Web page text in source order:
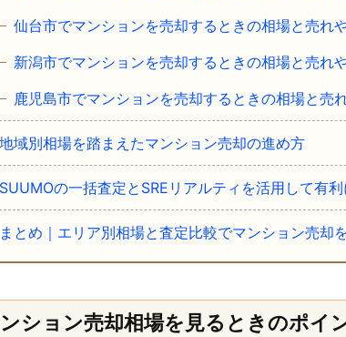
仙台市でマンションを売却するときの相場と売れ
新潟市でマンションを売却するときの相場と売れ
鹿児島市でマンションを売却するときの相場と売
地域別相場を踏まえたマンション売却の進め方
SUUMOの一括査定とSREリアルティを活用して有
まとめ｜エリア別相場と査定比較でマンション売却
ション売却相場を見るときのポイ